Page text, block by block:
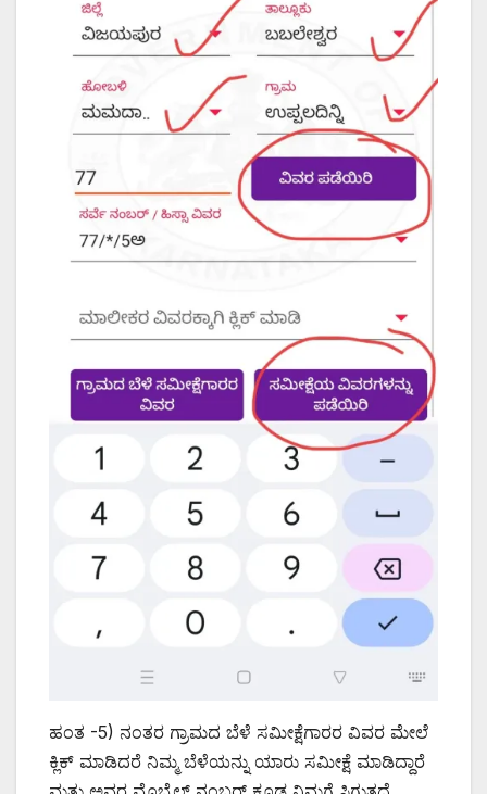
ಹಂತ -5) ನಂತರ ಗ್ರಾಮದ ಬೆಳೆ ಸಮೀಕ್ಷೆಗಾರರ ವಿವರ ಮೇಲೆ
ಕ್ಲಿಕ್ ಮಾಡಿದರೆ ನಿಮ್ಮ ಬೆಳೆಯನ್ನು ಯಾರು ಸಮೀಕ್ಷೆ ಮಾಡಿದ್ದಾರೆ